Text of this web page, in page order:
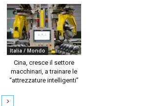
Italia / Mondo
Cina, cresce il settore
macchinari, a trainare le
“attrezzature intelligenti”